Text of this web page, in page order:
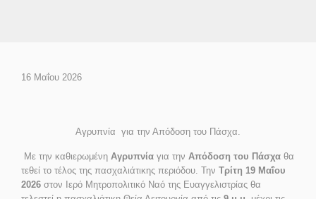
16 Μαΐου 2026
Αγρυπνία για την Απόδοση του Πάσχα.
Με την καθιερωμένη Αγρυπνία για την Απόδοση του Πάσχα θα
τεθεί το τέλος της πασχαλιάτικης περιόδου. Την Τρίτη 19 Μαΐου
2026 στον Ιερό Μητροπολιτικό Ναό της Ευαγγελιστρίας θα